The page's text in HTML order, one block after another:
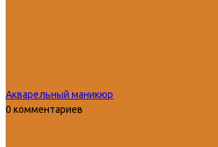
Акварельный маникюр
0 комментариев